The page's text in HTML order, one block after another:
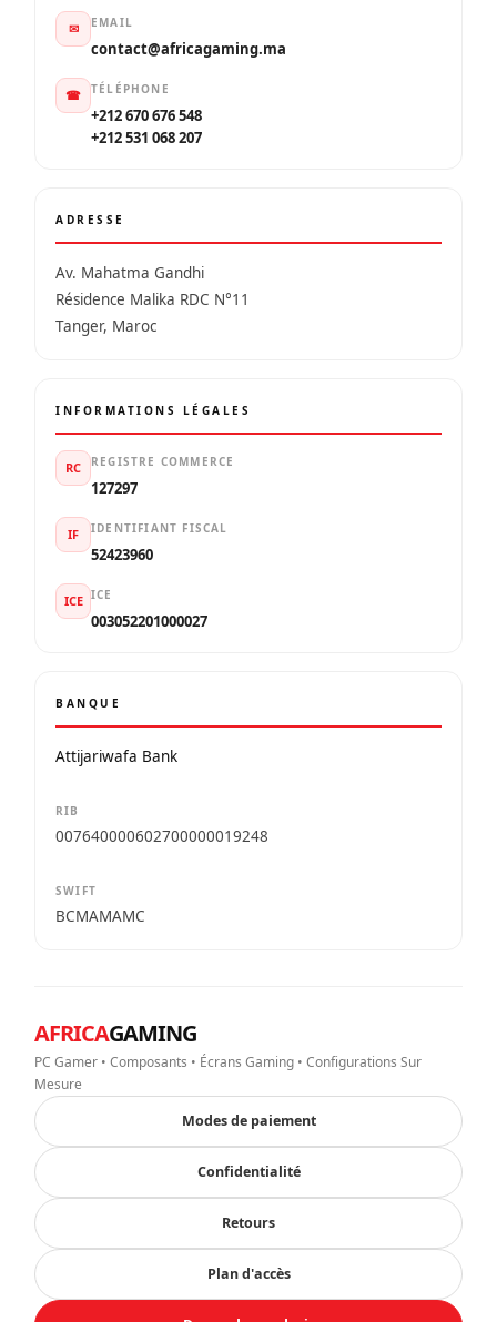
✉ EMAIL
contact@africagaming.ma
☎ TÉLÉPHONE
+212 670 676 548
+212 531 068 207
ADRESSE
Av. Mahatma Gandhi
Résidence Malika RDC N°11
Tanger, Maroc
INFORMATIONS LÉGALES
RC REGISTRE COMMERCE
127297
IF IDENTIFIANT FISCAL
52423960
ICE ICE
003052201000027
BANQUE
Attijariwafa Bank
RIB
007640000602700000019248
SWIFT
BCMAMAMC
AFRICAGAMING
PC Gamer • Composants • Écrans Gaming • Configurations Sur
Mesure
Modes de paiement
Confidentialité
Retours
Plan d'accès